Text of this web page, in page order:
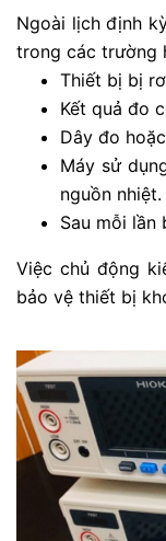
Ngoài lịch định
trong các trường
Thiết bị bị
Kết quả đo
Dây đo
Máy sử
nguồn nhiệt.
Sau mỗi lần
Việc chủ động
bảo vệ thiết bị